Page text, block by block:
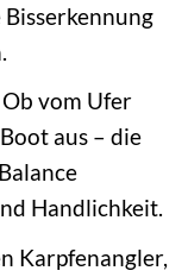
Ob vom Ufer
aus – die
Handlichkeit.
Karpfenangler,